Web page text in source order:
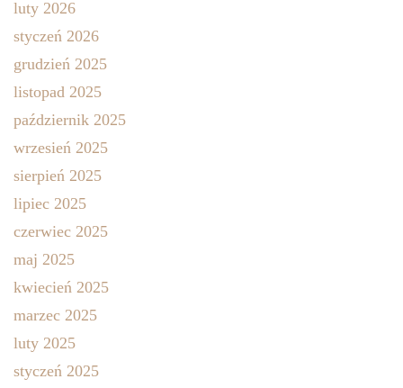
luty 2026
styczeń 2026
grudzień 2025
listopad 2025
październik 2025
wrzesień 2025
sierpień 2025
lipiec 2025
czerwiec 2025
maj 2025
kwiecień 2025
marzec 2025
luty 2025
styczeń 2025